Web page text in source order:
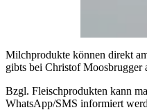
Milchprodukte können direkt
gibts bei Christof
Bzgl. Fleischprodukten kann
WhatsApp/SMS informiert